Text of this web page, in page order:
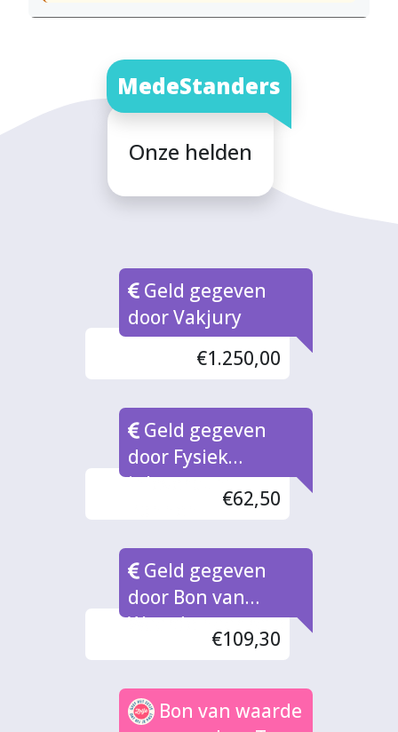
MedeStanders
Onze helden
Geld gegeven
door Vakjury
€1.250,00
Geld gegeven
door Fysiek
inleverpunt
€62,50
Geld gegeven
door Bon van
Waarde naar rato
€109,30
Bon van waarde